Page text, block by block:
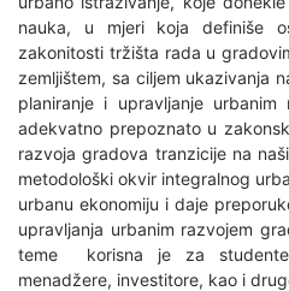
nauka, u mjeri koja definiše
zakonitosti tržišta rada u
zemljištem, sa ciljem ukazivanja
planiranje i upravljanje
adekvatno prepoznato u
razvoja gradova tranzicije na
metodološki okvir integralnog
urbanu ekonomiju i daje
upravljanja urbanim razvojem
teme korisna je za
menadžere, investitore, kao i